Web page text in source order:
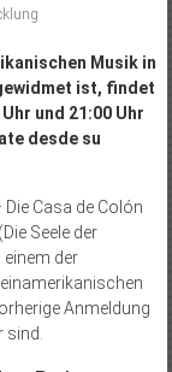
Musik in
ist, findet
und 21:00 Uhr
desde su
Die Casa de Colón
Seele der
der
Anmeldung